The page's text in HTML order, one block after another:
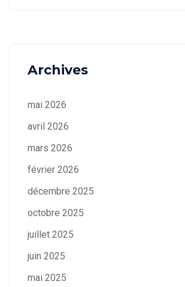
Archives
mai 2026
avril 2026
mars 2026
février 2026
décembre 2025
octobre 2025
juillet 2025
juin 2025
mai 2025